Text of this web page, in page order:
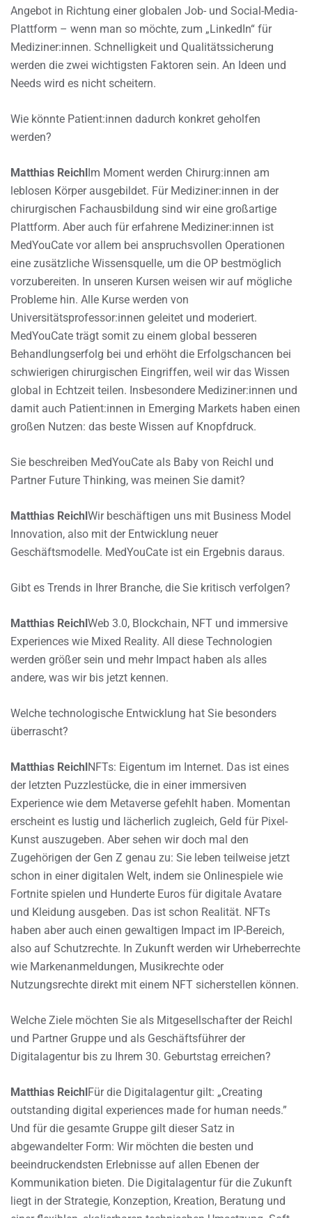
Angebot in Richtung einer globalen Job- und Social-Media-
Plattform – wenn man so möchte, zum „LinkedIn“ für
Mediziner:innen. Schnelligkeit und Qualitätssicherung
werden die zwei wichtigsten Faktoren sein. An Ideen und
Needs wird es nicht scheitern.
Wie könnte Patient:innen dadurch konkret geholfen
werden?
Matthias ReichlIm Moment werden Chirurg:innen am
leblosen Körper ausgebildet. Für Mediziner:innen in der
chirurgischen Fachausbildung sind wir eine großartige
Plattform. Aber auch für erfahrene Mediziner:innen ist
MedYouCate vor allem bei anspruchsvollen Operationen
eine zusätzliche Wissensquelle, um die OP bestmöglich
vorzubereiten. In unseren Kursen weisen wir auf mögliche
Probleme hin. Alle Kurse werden von
Universitätsprofessor:innen geleitet und moderiert.
MedYouCate trägt somit zu einem global besseren
Behandlungserfolg bei und erhöht die Erfolgschancen bei
schwierigen chirurgischen Eingriffen, weil wir das Wissen
global in Echtzeit teilen. Insbesondere Mediziner:innen und
damit auch Patient:innen in Emerging Markets haben einen
großen Nutzen: das beste Wissen auf Knopfdruck.
Sie beschreiben MedYouCate als Baby von Reichl und
Partner Future Thinking, was meinen Sie damit?
Matthias ReichlWir beschäftigen uns mit Business Model
Innovation, also mit der Entwicklung neuer
Geschäftsmodelle. MedYouCate ist ein Ergebnis daraus.
Gibt es Trends in Ihrer Branche, die Sie kritisch verfolgen?
Matthias ReichlWeb 3.0, Blockchain, NFT und immersive
Experiences wie Mixed Reality. All diese Technologien
werden größer sein und mehr Impact haben als alles
andere, was wir bis jetzt kennen.
Welche technologische Entwicklung hat Sie besonders
überrascht?
Matthias ReichlNFTs: Eigentum im Internet. Das ist eines
der letzten Puzzlestücke, die in einer immersiven
Experience wie dem Metaverse gefehlt haben. Momentan
erscheint es lustig und lächerlich zugleich, Geld für Pixel-
Kunst auszugeben. Aber sehen wir doch mal den
Zugehörigen der Gen Z genau zu: Sie leben teilweise jetzt
schon in einer digitalen Welt, indem sie Onlinespiele wie
Fortnite spielen und Hunderte Euros für digitale Avatare
und Kleidung ausgeben. Das ist schon Realität. NFTs
haben aber auch einen gewaltigen Impact im IP-Bereich,
also auf Schutzrechte. In Zukunft werden wir Urheberrechte
wie Markenanmeldungen, Musikrechte oder
Nutzungsrechte direkt mit einem NFT sicherstellen können.
Welche Ziele möchten Sie als Mitgesellschafter der Reichl
und Partner Gruppe und als Geschäftsführer der
Digitalagentur bis zu Ihrem 30. Geburtstag erreichen?
Matthias ReichlFür die Digitalagentur gilt: „Creating
outstanding digital experiences made for human needs.”
Und für die gesamte Gruppe gilt dieser Satz in
abgewandelter Form: Wir möchten die besten und
beeindruckendsten Erlebnisse auf allen Ebenen der
Kommunikation bieten. Die Digitalagentur für die Zukunft
liegt in der Strategie, Konzeption, Kreation, Beratung und